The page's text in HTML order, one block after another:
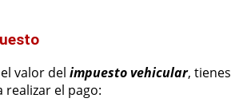
valor del impuesto vehicular, tienes
realizar el pago: